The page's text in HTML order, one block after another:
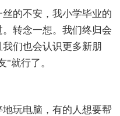
的不安，我小学毕业的
转念一想。我们终归会
们也会认识更多新朋
"就行了。
玩电脑，有的人想要帮